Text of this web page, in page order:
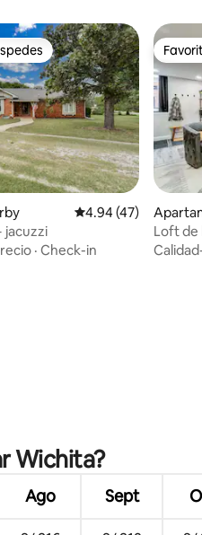
reseñas
Calificación
4.94 (47)
jacuzzi
· Check-in
Loft de
ciudad
Wichita?
Ago Sept